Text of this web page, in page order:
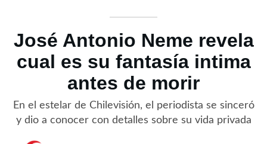
José Antonio Neme revela
cual es su fantasía intima
antes de morir
En el estelar de Chilevisión, el periodista se sinceró
y dio a conocer con detalles sobre su vida privada